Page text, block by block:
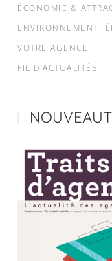
ÉCONOMIE &
ENVIRONNEMENT,
VOTRE AGENCE
FIL D’ACTUALITÉS